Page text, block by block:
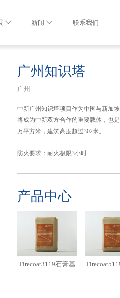
新闻 联系我们
广州知识塔
广州
中新广州知识塔项目作为中国与新加
将成为中新双方合作的重要载体，也
万平方米，建筑高度超过302米。
防火要求：耐火极限3小时
产品中心
Firecoat3119石膏基